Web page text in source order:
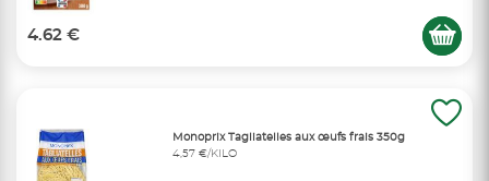
4.62 €
Monoprix Tagliatelles aux œufs frais 350g
4,57 €/KILO